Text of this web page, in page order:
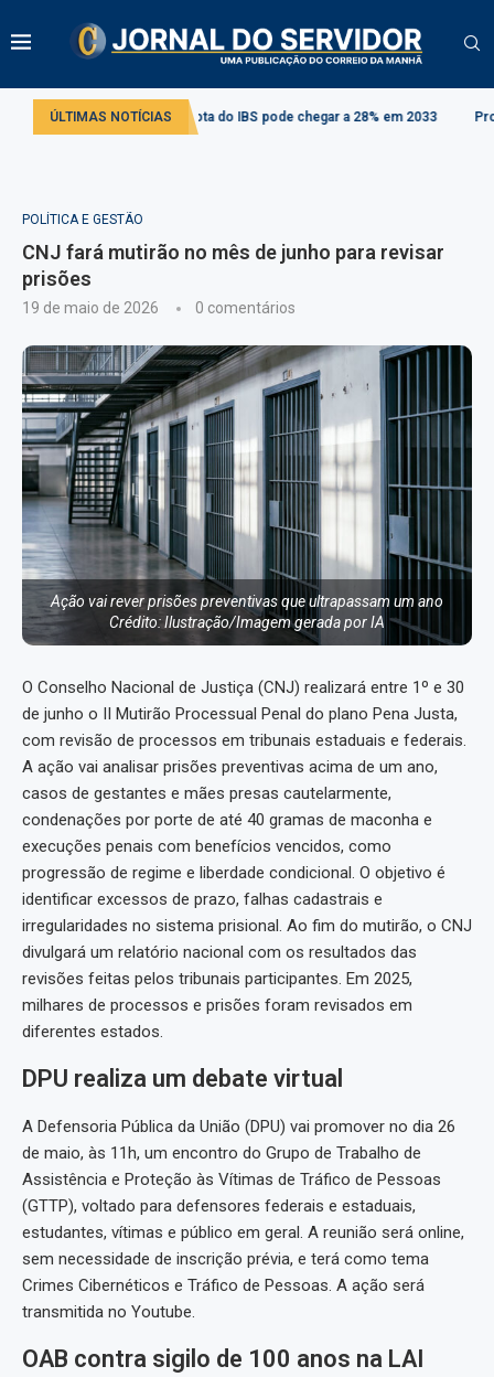
ÚLTIMAS NOTÍCIAS
alíquota do IBS pode chegar a 28% em 2033 Projeto cria regras
POLÍTICA E GESTÃO
CNJ fará mutirão no mês de junho para revisar
prisões
19 de maio de 2026 0 comentários
Ação vai rever prisões preventivas que ultrapassam um ano
Crédito: Ilustração/Imagem gerada por IA
O Conselho Nacional de Justiça (CNJ) realizará entre 1º e 30
de junho o II Mutirão Processual Penal do plano Pena Justa,
com revisão de processos em tribunais estaduais e federais.
A ação vai analisar prisões preventivas acima de um ano,
casos de gestantes e mães presas cautelarmente,
condenações por porte de até 40 gramas de maconha e
execuções penais com benefícios vencidos, como
progressão de regime e liberdade condicional. O objetivo é
identificar excessos de prazo, falhas cadastrais e
irregularidades no sistema prisional. Ao fim do mutirão, o CNJ
divulgará um relatório nacional com os resultados das
revisões feitas pelos tribunais participantes. Em 2025,
milhares de processos e prisões foram revisados em
diferentes estados.
DPU realiza um debate virtual
A Defensoria Pública da União (DPU) vai promover no dia 26
de maio, às 11h, um encontro do Grupo de Trabalho de
Assistência e Proteção às Vítimas de Tráfico de Pessoas
(GTTP), voltado para defensores federais e estaduais,
estudantes, vítimas e público em geral. A reunião será online,
sem necessidade de inscrição prévia, e terá como tema
Crimes Cibernéticos e Tráfico de Pessoas. A ação será
transmitida no Youtube.
OAB contra sigilo de 100 anos na LAI